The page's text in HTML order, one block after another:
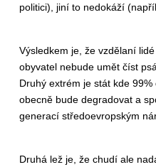
politici), jiní to nedokáží
Výsledkem je, že vzdělaní
obyvatel nebude umět číst
Druhý extrém je stát kde
obecně bude degradovat a
generací středoevropským
Druhá lež je, že chudí ale